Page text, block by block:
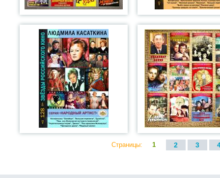
Страницы: 1 2 3